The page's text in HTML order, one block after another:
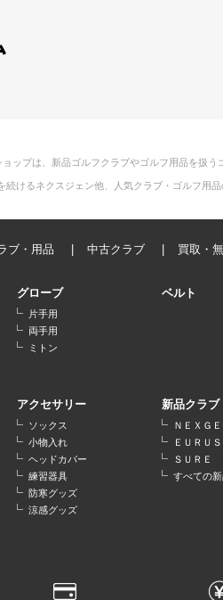
ップは、新品ゴルフクラブやゴルフ用品を扱う
けるネクスジェン他、人気クラブ・ゴルフ用
ブ・用品 中古クラブ 買取・
グローブ
片手用
両手用
ミトン
ベルト
アクセサリー
ソックス
小物入れ
ヘッドカバー
練習器具
防寒グッズ
涼感グッズ
新品クラブ
ＮＥＸＧＥ
ＥＵＲＵＳ
ＳＵＲＥ
すべての